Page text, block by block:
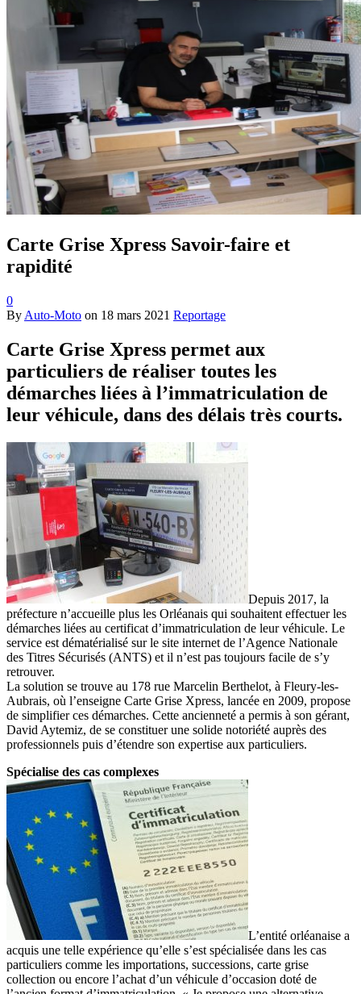
Carte Grise Xpress Savoir-faire et
rapidité
0
By Auto-Moto on 18 mars 2021 Reportage
Carte Grise Xpress permet aux
particuliers de réaliser toutes les
démarches liées à l’immatriculation de
leur véhicule, dans des délais très courts.
Depuis 2017, la
préfecture n’accueille plus les Orléanais qui souhaitent effectuer les
démarches liées au certificat d’immatriculation de leur véhicule. Le
service est dématérialisé sur le site internet de l’Agence Nationale
des Titres Sécurisés (ANTS) et il n’est pas toujours facile de s’y
retrouver.
La solution se trouve au 178 rue Marcelin Berthelot, à Fleury-les-
Aubrais, où l’enseigne Carte Grise Xpress, lancée en 2009, propose
de simplifier ces démarches. Cette ancienneté a permis à son gérant,
David Aytemiz, de se constituer une solide notoriété auprès des
professionnels puis d’étendre son expertise aux particuliers.
Spécialise des cas complexes
L’entité orléanaise a
acquis une telle expérience qu’elle s’est spécialisée dans les cas
particuliers comme les importations, successions, carte grise
collection ou encore l’achat d’un véhicule d’occasion doté de